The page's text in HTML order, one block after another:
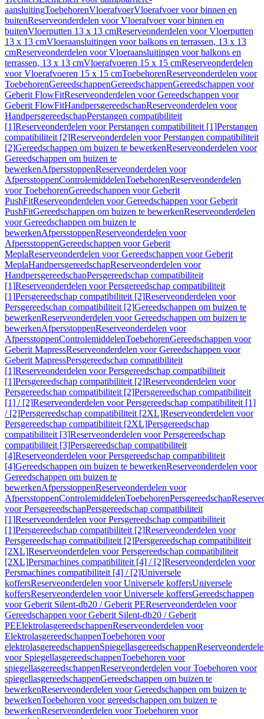
aansluitingToebehorenVloerafvoerVloerafvoer voor binnen en
buitenReserveonderdelen voor Vloerafvoer voor binnen en
buitenVloerputten 13 x 13 cmReserveonderdelen voor Vloerputten
13 x 13 cmVloeraansluitingen voor balkons en terrassen, 13 x 13
cmReserveonderdelen voor Vloeraansluitingen voor balkons en
terrassen, 13 x 13 cmVloerafvoeren 15 x 15 cmReserveonderdelen
voor Vloerafvoeren 15 x 15 cmToebehorenReserveonderdelen voor
ToebehorenGereedschappenGereedschappenGereedschappen voor
Geberit FlowFitReserveonderdelen voor Gereedschappen voor
Geberit FlowFitHandpersgereedschapReserveonderdelen voor
HandpersgereedschapPerstangen compatibiliteit
[1]Reserveonderdelen voor Perstangen compatibiliteit [1]Perstangen
compatibiliteit [2]Reserveonderdelen voor Perstangen compatibiliteit
[2]Gereedschappen om buizen te bewerkenReserveonderdelen voor
Gereedschappen om buizen te
bewerkenAfpersstoppenReserveonderdelen voor
AfpersstoppenControlemiddelenToebehorenReserveonderdelen
voor ToebehorenGereedschappen voor Geberit
PushFitReserveonderdelen voor Gereedschappen voor Geberit
PushFitGereedschappen om buizen te bewerkenReserveonderdelen
voor Gereedschappen om buizen te
bewerkenAfpersstoppenReserveonderdelen voor
AfpersstoppenGereedschappen voor Geberit
MeplaReserveonderdelen voor Gereedschappen voor Geberit
MeplaHandpersgereedschapReserveonderdelen voor
HandpersgereedschapPersgereedschap compatibiliteit
[1]Reserveonderdelen voor Persgereedschap compatibiliteit
[1]Persgereedschap compatibiliteit [2]Reserveonderdelen voor
Persgereedschap compatibiliteit [2]Gereedschappen om buizen te
bewerkenReserveonderdelen voor Gereedschappen om buizen te
bewerkenAfpersstoppenReserveonderdelen voor
AfpersstoppenControlemiddelenToebehorenGereedschappen voor
Geberit MapressReserveonderdelen voor Gereedschappen voor
Geberit MapressPersgereedschap compatibiliteit
[1]Reserveonderdelen voor Persgereedschap compatibiliteit
[1]Persgereedschap compatibiliteit [2]Reserveonderdelen voor
Persgereedschap compatibiliteit [2]Persgereedschap compatibiliteit
[1] / [2]Reserveonderdelen voor Persgereedschap compatibiliteit [1]
/ [2]Persgereedschap compatibiliteit [2XL]Reserveonderdelen voor
Persgereedschap compatibiliteit [2XL]Persgereedschap
compatibiliteit [3]Reserveonderdelen voor Persgereedschap
compatibiliteit [3]Persgereedschap compatibiliteit
[4]Reserveonderdelen voor Persgereedschap compatibiliteit
[4]Gereedschappen om buizen te bewerkenReserveonderdelen voor
Gereedschappen om buizen te
bewerkenAfpersstoppenReserveonderdelen voor
AfpersstoppenControlemiddelenToebehorenPersgereedschap
voor PersgereedschapPersgereedschap compatibiliteit
[1]Reserveonderdelen voor Persgereedschap compatibiliteit
[1]Persgereedschap compatibiliteit [2]Reserveonderdelen voor
Persgereedschap compatibiliteit [2]Persgereedschap compatibiliteit
[2XL]Reserveonderdelen voor Persgereedschap compatibiliteit
[2XL]Persmachines compatibiliteit [4] / [2]Reserveonderdelen voor
Persmachines compatibiliteit [4] / [2]Universele
koffersReserveonderdelen voor Universele koffersUniversele
koffersReserveonderdelen voor Universele koffersGereedschappen
voor Geberit Silent-db20 / Geberit PEReserveonderdelen voor
Gereedschappen voor Geberit Silent-db20 / Geberit
PEElektrolasgereedschappenReserveonderdelen voor
ElektrolasgereedschappenToebehoren voor
elektrolasgereedschappenSpiegellasgereedschappen
voor SpiegellasgereedschappenToebehoren voor
spiegellasgereedschappenReserveonderdelen voor Toebehoren voor
spiegellasgereedschappenGereedschappen om buizen te
bewerkenReserveonderdelen voor Gereedschappen om buizen te
bewerkenToebehoren voor gereedschappen om buizen te
bewerkenReserveonderdelen voor Toebehoren voor